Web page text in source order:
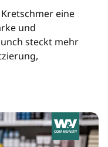
eine
und
steckt mehr